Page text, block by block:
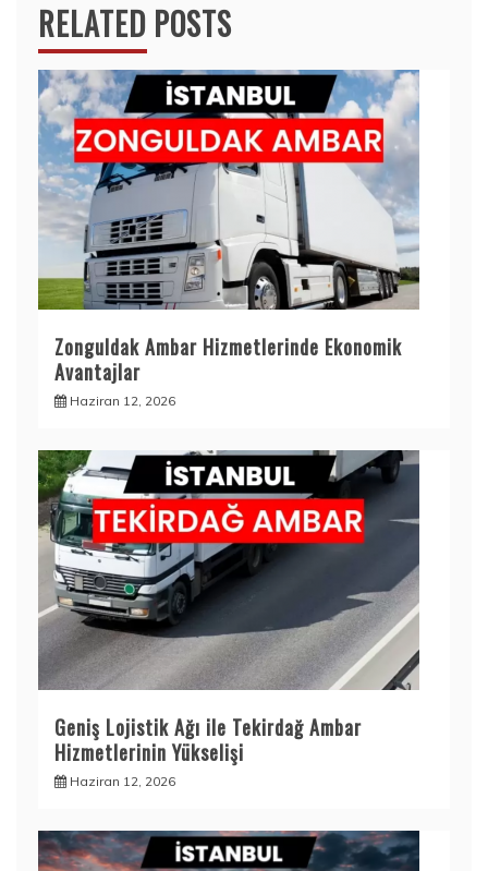
RELATED POSTS
Zonguldak Ambar Hizmetlerinde Ekonomik
Avantajlar
Haziran 12, 2026
Geniş Lojistik Ağı ile Tekirdağ Ambar
Hizmetlerinin Yükselişi
Haziran 12, 2026